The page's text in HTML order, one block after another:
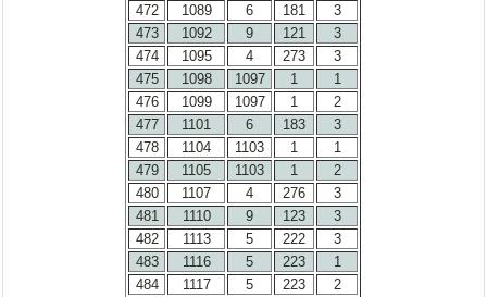
472
1089 6 181
3
473
1092 9 121
3
474
1095 4 273
3
475
1098 1097 1
1
476
1099 1097 1
2
477
1101 6 183
3
478
1104 1103 1
1
479
1105 1103 1
2
480
1107 4 276
3
481
1110 9 123
3
482
1113 5 222
3
483
1116 5 223
1
484
1117 5 223 2